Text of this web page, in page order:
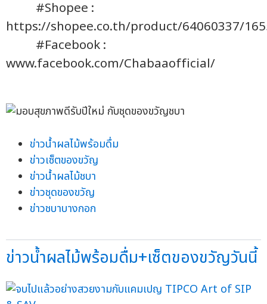
#Shopee :
https://shopee.co.th/product/64060337/
#Facebook :
www.facebook.com/Chabaaofficial/
ข่าวน้ำผลไม้พร้อมดื่ม
ข่าวเซ็ตของขวัญ
ข่าวน้ำผลไม้ชบา
ข่าวชุดของขวัญ
ข่าวชบาบางกอก
ข่าวน้ำผลไม้พร้อมดื่ม+เซ็ตของขวัญวันนี้